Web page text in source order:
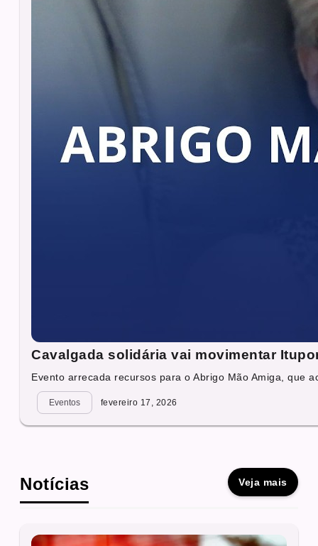
Cavalgada solidária vai movimentar
Evento arrecada recursos para o Abrigo Mão Amiga, que
Eventos fevereiro 17, 2026
Notícias Veja mais